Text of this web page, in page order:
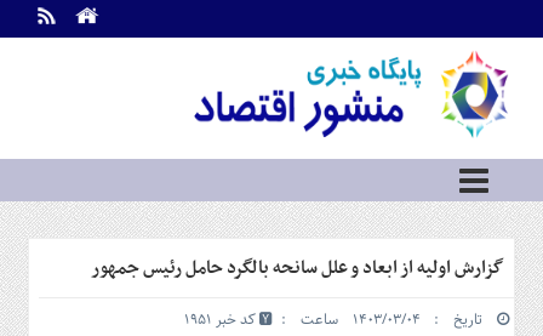
اطلاعات
تماس
ما
درباره
ما
سرویس
ها
بازار
گزارش اولیه از ابعاد و علل سانحه بالگرد حامل رئیس جمهور
تاریخ : ۱۴۰۳/۰۳/۰۴ ساعت :
کد خبر 1951